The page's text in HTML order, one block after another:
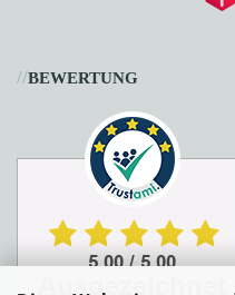
//BEWERTUNG